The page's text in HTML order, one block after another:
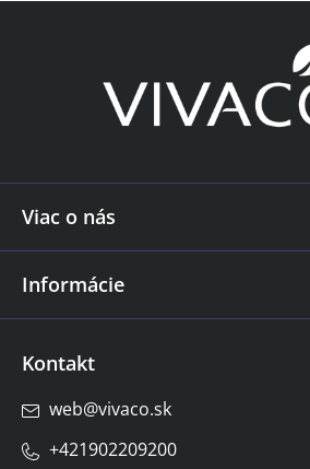
i
Viac o nás
Informácie
Kontakt
web@vivaco.sk
+421902209200